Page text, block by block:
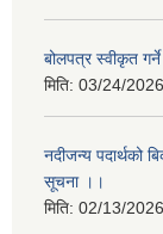
बोलपत्र स्वीकृत
मिति: 03/24/
नदीजन्य पदार्थको
सूचना ।।
मिति: 02/13/